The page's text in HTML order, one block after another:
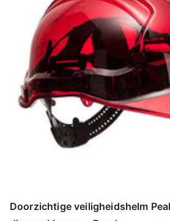
Doorzichtige veiligheidshelm